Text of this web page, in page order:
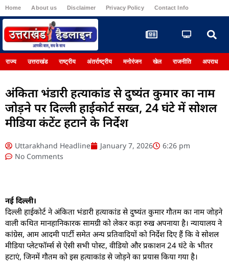
Home About us Disclaimer Privacy Policy Contact Info
राज्य उत्तराखंड राष्ट्रीय अंतर्राष्ट्रीय मनोरंजन खेल राजनीति अपराध
अंकिता भंडारी हत्याकांड से दुष्यंत कुमार का नाम
जोड़ने पर दिल्ली हाईकोर्ट सख्त, 24 घंटे में सोशल
मीडिया कंटेंट हटाने के निर्देश
Uttarakhand Headline January 7, 2026
6:26 pm
No Comments
नई दिल्ली।
दिल्ली हाईकोर्ट ने अंकिता भंडारी हत्याकांड से दुष्यंत कुमार गौतम का नाम जोड़ने
वाली कथित मानहानिकारक सामग्री को लेकर कड़ा रुख अपनाया है। न्यायालय ने
कांग्रेस, आम आदमी पार्टी समेत अन्य प्रतिवादियों को निर्देश दिए हैं कि वे सोशल
मीडिया प्लेटफॉर्म्स से ऐसी सभी पोस्ट, वीडियो और प्रकाशन 24 घंटे के भीतर
हटाएं, जिनमें गौतम को इस हत्याकांड से जोड़ने का प्रयास किया गया है।